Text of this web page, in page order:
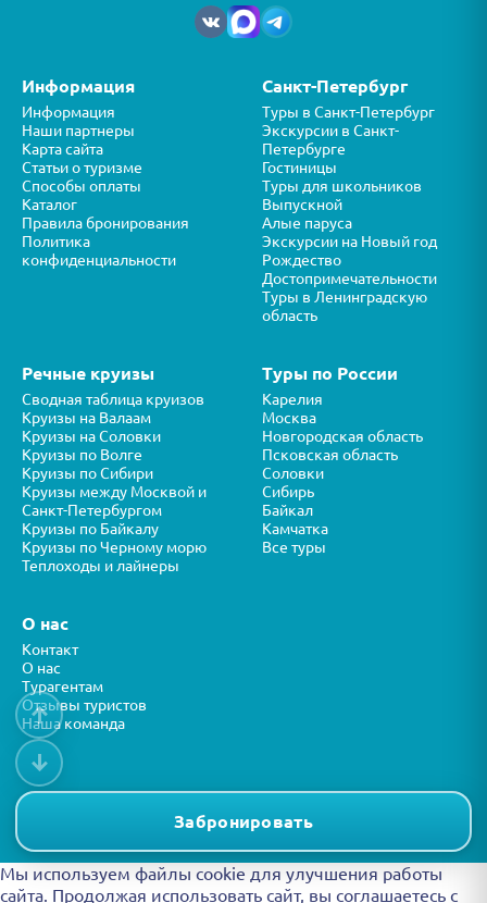
Забронировать
Информация
Информация
Наши партнеры
Карта сайта
Статьи о туризме
Способы оплаты
Каталог
Правила бронирования
Политика
конфиденциальности
Санкт-Петербург
Туры в Санкт-Петербург
Экскурсии в Санкт-
Петербурге
Гостиницы
Туры для школьников
Выпускной
Алые паруса
Экскурсии на Новый год
Рождество
Достопримечательности
Туры в Ленинградскую
область
Речные круизы
Сводная таблица круизов
Круизы на Валаам
Круизы на Соловки
Круизы по Волге
Круизы по Сибири
Круизы между Москвой и
Санкт-Петербургом
Круизы по Байкалу
Круизы по Черному морю
Теплоходы и лайнеры
Туры по России
Карелия
Москва
Новгородская область
Псковская область
Соловки
Сибирь
Байкал
Камчатка
Все туры
О нас
Контакт
О нас
Турагентам
Отзывы туристов
Наша команда
Представленная на сайте информация носит справочный характер и
не является публичной офертой.
↑
↓
Мы используем файлы cookie для улучшения работы
сайта. Продолжая использовать сайт, вы соглашаетесь с